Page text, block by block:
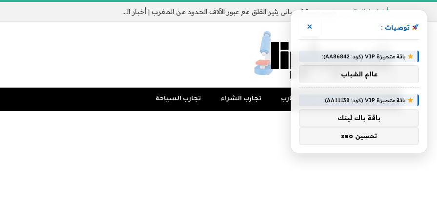
أخبار شائعة جيب سبتة الإسباني يثير القلق مع عبور الآلاف الحدود من المغرب | أخبار الهجرة
تجارب المال منوعات التجارب تجارب الشراء تجارب السياحة
توصيات : ×
باقة متميزة VIP (كود: AA86842):
عالم الشباب
باقة متميزة VIP (كود: AA11138):
باقة باك لينك
تحسين seo